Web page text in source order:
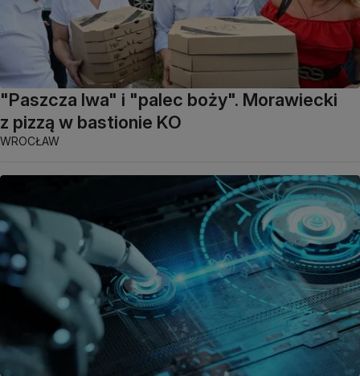
"Paszcza lwa" i "palec boży". Morawiecki
z pizzą w bastionie KO
WROCŁAW